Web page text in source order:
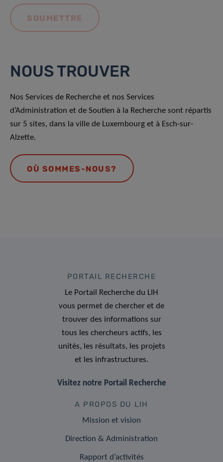
NOUS TROUVER
Nos Services de Recherche et nos Services
d’Administration et de Soutien à la Recherche sont répartis
sur 5 sites, dans la ville de Luxembourg et à Esch-sur-
Alzette.
OÙ SOMMES-NOUS?
PORTAIL RECHERCHE
Le Portail Recherche du LIH
vous permet de chercher et de
trouver des informations sur
tous les chercheurs actifs, les
unités, les résultats, les projets
et les infrastructures.
Visitez notre Portail Recherche
A PROPOS DU LIH
Mission et vision
Direction & Administration
Rapport d’activités